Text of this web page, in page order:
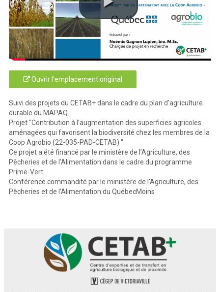
Ouvrir l'emplacement original
Suivi des projets du CETAB+ dans le cadre du plan d'agriculture
durable du MAPAQ.
Projet "Contribution à l’augmentation des superficies agricoles
aménagées qui favorisent la biodiversité chez les membres de la
Coop Agrobio (22-035-PAD-CETAB) "
Ce projet a été financé par le ministère de l’Agriculture, des
Pêcheries et de l’Alimentation dans le cadre du programme
Prime-Vert.
Conférence commandité par le ministère de l'Agriculture, des
Pêcheries et de l'Alimentation du QuébecMoins